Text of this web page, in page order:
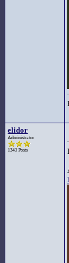
elidor
Administrator
1343 Posts